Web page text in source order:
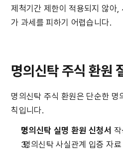
제척기간 제한이 적용되지 않아,
가 과세를 피하기 어렵습니다.
명의신탁 주식 환원
명의신탁 주식 환원은 단순한 명
칙입니다.
명의신탁 실명 환원 신청서
명의신탁 사실관계 입증 자료 첨부 (자금 출처 증빙, 명